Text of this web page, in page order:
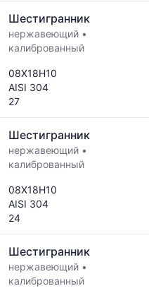
Шестигранник
нержавеющий •
калиброванный
08Х18Н10
AISI 304
27
Шестигранник
нержавеющий •
калиброванный
08Х18Н10
AISI 304
24
Шестигранник
нержавеющий •
калиброванный